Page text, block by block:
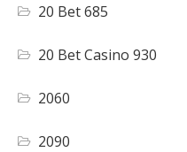
20 Bet 685
20 Bet Casino 930
2060
2090